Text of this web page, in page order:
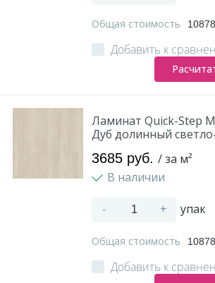
Общая стоимость
Добавить к
Ламинат Quick-Step
Дуб долинный
3685 руб. / за м²
В наличии
- + упак
Общая стоимость
Добавить к